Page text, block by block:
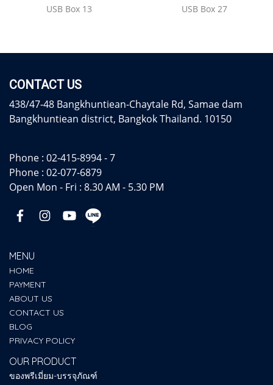
USB Box 13
USB Box 27
CONTACT US
438/47-48 Bangkhuntiean-Chaytale Rd, Samae dam
Bangkhuntiean district, Bangkok Thailand. 10150
Phone : 02-415-8994 - 7
Phone : 02-077-6879
Open Mon - Fri : 8.30 AM - 5.30 PM
MENU
HOME
PAYMENT
ABOUT US
CONTACT US
BLOG
PRIVACY POLICY
OUR PRODUCT
ของพรีเมี่ยม-บรรจุภัณฑ์